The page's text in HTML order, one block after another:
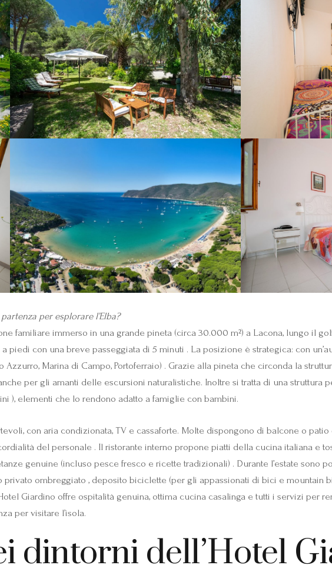
per esplorare l’Elba?
familiare immerso in una grande pineta (circa 30.000 m²) a Lacona, lungo il
con una breve passeggiata di 5 minuti . La posizione è strategica: con
Marina di Campo, Portoferraio) . Grazie alla pineta che circonda la
per gli amanti delle escursioni naturalistiche. Inoltre si tratta di una struttura
), elementi che lo rendono adatto a famiglie con bambini.
con aria condizionata, TV e cassaforte. Molte dispongono di balcone o
del personale . Il ristorante interno propone piatti della cucina italiana e
genuine (incluso pesce fresco e ricette tradizionali) . Durante l’estate sono
privato ombreggiato , deposito biciclette (per gli appassionati di bici e mountain
Giardino offre ospitalità genuina, ottima cucina casalinga e tutti i servizi per
per visitare l’isola.
dintorni dell’Hotel